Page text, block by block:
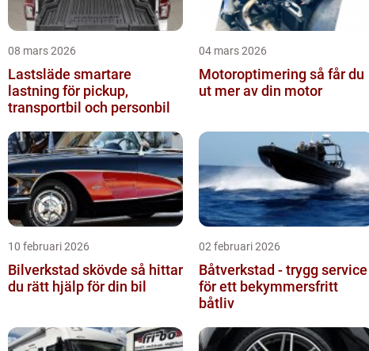
08 mars 2026
Lastsläde smartare
lastning för pickup,
transportbil och personbil
04 mars 2026
Motoroptimering så får du
ut mer av din motor
10 februari 2026
Bilverkstad skövde så hittar
du rätt hjälp för din bil
02 februari 2026
Båtverkstad - trygg service
för ett bekymmersfritt
båtliv